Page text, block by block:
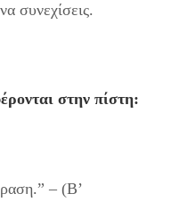
συνεχίσεις.
στην πίστη:
– (Β’